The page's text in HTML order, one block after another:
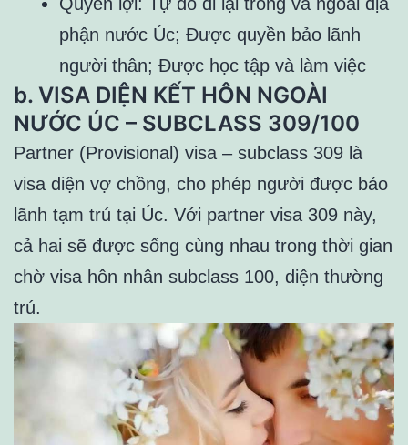
phận nước Úc; Được quyền bảo lãnh
người thân; Được học tập và làm việc
b. VISA DIỆN KẾT HÔN NGOÀI
NƯỚC ÚC – SUBCLASS 309/100
Partner (Provisional) visa – subclass 309 là
visa diện vợ chồng, cho phép người được bảo
lãnh tạm trú tại Úc. Với partner visa 309 này,
cả hai sẽ được sống cùng nhau trong thời gian
chờ visa hôn nhân subclass 100, diện thường
trú.